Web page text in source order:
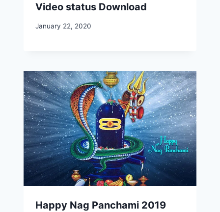
Video status Download
January 22, 2020
Happy Nag Panchami 2019